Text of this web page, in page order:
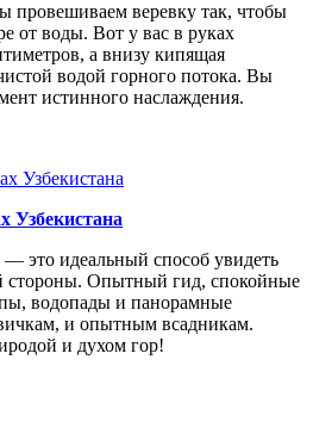
провешиваем веревку так, чтобы
от воды. Вот у вас в руках
а внизу кипящая
водой горного потока. Вы
истинного наслаждения.
Узбекистана
это идеальный способ увидеть
стороны. Опытный гид, спокойные
водопады и панорамные
и опытным всадникам.
и духом гор!